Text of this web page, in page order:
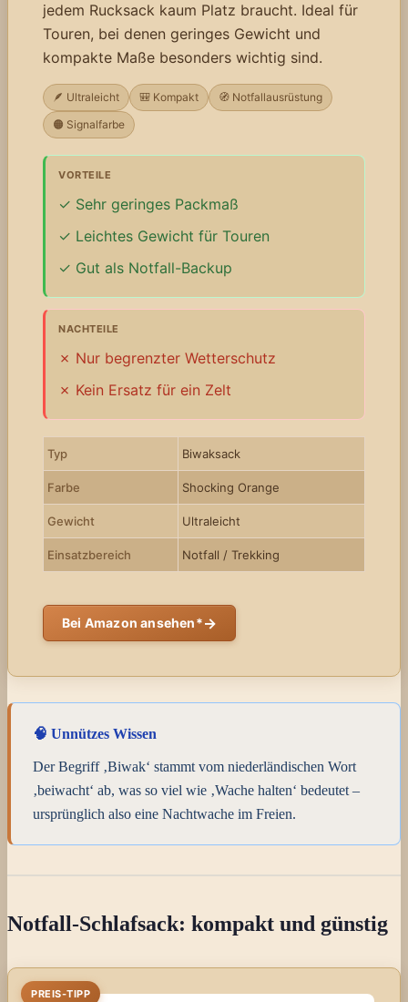
jedem Rucksack kaum Platz braucht. Ideal für
Touren, bei denen geringes Gewicht und
kompakte Maße besonders wichtig sind.
🪶 Ultraleicht 🎒 Kompakt
🧭 Notfallausrüstung
🟠 Signalfarbe
VORTEILE
Sehr geringes Packmaß
Leichtes Gewicht für Touren
Gut als Notfall-Backup
NACHTEILE
Nur begrenzter Wetterschutz
Kein Ersatz für ein Zelt
Typ Biwaksack
Farbe Shocking Orange
Gewicht Ultraleicht
Einsatzbereich Notfall / Trekking
Bei Amazon ansehen*→
🧠 Unnützes Wissen
Der Begriff ‚Biwak‘ stammt vom niederländischen Wort
‚beiwacht‘ ab, was so viel wie ‚Wache halten‘ bedeutet –
ursprünglich also eine Nachtwache im Freien.
Notfall-Schlafsack: kompakt und günstig
PREIS-TIPP